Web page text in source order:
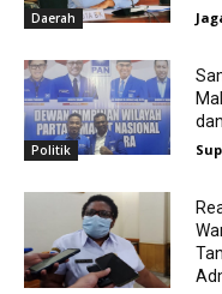
Daerah
Politik